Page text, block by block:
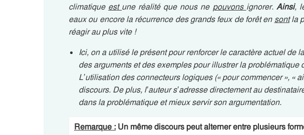
climatique est une réalité que nous ne pouvons ignorer. Ainsi,
eaux ou encore la récurrence des grands feux de forêt en sontla
réagir au plus vite !
Ici, on a utilisé le présent pour renforcer le caractère actuel de
des arguments et des exemples pour illustrer la problématique
L’utilisation des connecteurs logiques (« pour commencer », «
discours. De plus, l’auteur s’adresse directement au
dans la problématique et mieux servir son argumentation.
Remarque : Un même discours peut alterner entre plusieurs